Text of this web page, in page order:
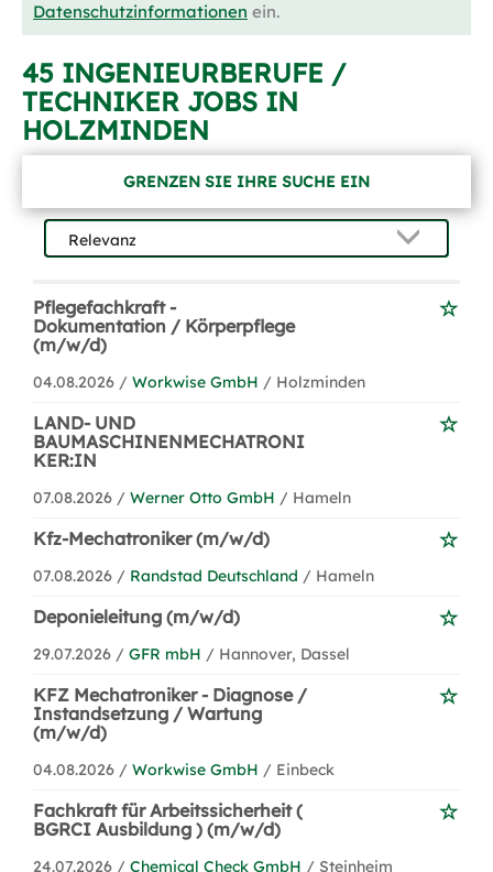
Datenschutzinformationen ein.
45 INGENIEURBERUFE /
TECHNIKER JOBS IN
HOLZMINDEN
GRENZEN SIE IHRE SUCHE EIN
Pflegefachkraft -
Dokumentation / Körperpflege
(m/w/d)
04.08.2026 / Workwise GmbH / Holzminden
LAND- UND
BAUMASCHINENMECHATRONI
KER:IN
07.08.2026 / Werner Otto GmbH / Hameln
Kfz-Mechatroniker (m/w/d)
07.08.2026 / Randstad Deutschland / Hameln
Deponieleitung (m/w/d)
29.07.2026 / GFR mbH / Hannover, Dassel
KFZ Mechatroniker - Diagnose /
Instandsetzung / Wartung
(m/w/d)
04.08.2026 / Workwise GmbH / Einbeck
Fachkraft für Arbeitssicherheit (
BGRCI Ausbildung ) (m/w/d)
24.07.2026 / Chemical Check GmbH / Steinheim